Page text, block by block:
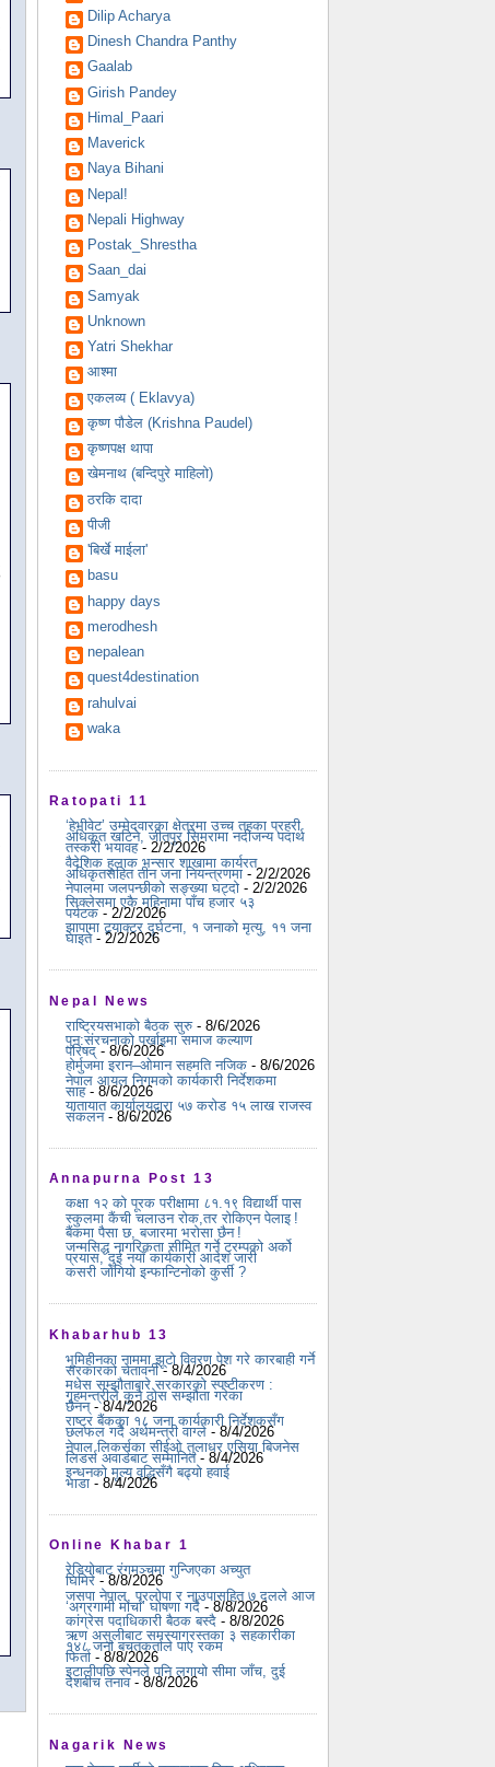
Dilip Acharya
Dinesh Chandra Panthy
Gaalab
Girish Pandey
Himal_Paari
Maverick
Naya Bihani
Nepal!
Nepali Highway
Postak_Shrestha
Saan_dai
Samyak
Unknown
Yatri Shekhar
आश्मा
एकलव्य ( Eklavya)
कृष्ण पौडेल (Krishna Paudel)
कृष्णपक्ष थापा
खेमनाथ (बन्दिपुरे माहिलो)
ठरकि दादा
पीजी
'बिर्खे माईला'
basu
happy days
merodhesh
nepalean
quest4destination
rahulvai
waka
Ratopati 11
‘हेभीवेट’ उम्मेदवारका क्षेत्रमा उच्च तहका प्रहरी
अधिकृत खटिने, जीतपुर सिमरामा नदीजन्य पदार्थ
तस्करी भयावह- 2/2/2026
वैदेशिक हुलाक भन्सार शाखामा कार्यरत
अधिकृतसहित तीन जना नियन्त्रणमा - 2/2/2026
नेपालमा जलपन्छीको सङ्ख्या घट्दो - 2/2/2026
सिक्लेसमा एकै महिनामा पाँच हजार ५३
पर्यटक - 2/2/2026
झापामा ट्र्याक्टर दुर्घटना, १ जनाको मृत्यु, ११ जना
घाइते- 2/2/2026
Nepal News
राष्ट्रियसभाको बैठक सुरु- 8/6/2026
पुन:संरचनाको पर्खाइमा समाज कल्याण
परिषद् - 8/6/2026
होर्मुजमा इरान–ओमान सहमति नजिक - 8/6/2026
नेपाल आयल निगमको कार्यकारी निर्देशकमा
साह- 8/6/2026
यातायात कार्यालयद्वारा ५७ करोड १५ लाख राजस्व
संकलन- 8/6/2026
Annapurna Post 13
कक्षा १२ को पूरक परीक्षामा ८१.१९ विद्यार्थी पास
स्कुलमा कैंची चलाउन रोक,तर रोकिएन पेलाइ !
बैंकमा पैसा छ, बजारमा भरोसा छैन !
जन्मसिद्ध नागरिकता सीमित गर्ने ट्रम्पको अर्को
प्रयास, दुई नयाँ कार्यकारी आदेश जारी
कसरी जोगियो इन्फान्टिनोको कुर्सी ?
Khabarhub 13
भूमिहीनका नाममा झूटो विवरण पेश गरे कारबाही गर्ने
सरकारको चेतावनी- 8/4/2026
मधेस सम्झौताबारे सरकारको स्पष्टीकरण :
गृहमन्त्रीले कुनै ठोस सम्झौता गरेका
छैनन्- 8/4/2026
राष्ट्र बैंकका १८ जना कार्यकारी निर्देशकसँग
छलफल गर्दै अर्थमन्त्री वाग्ले - 8/4/2026
नेपाल लिकर्सका सीईओ तुलाधर एसिया बिजनेस
लिडर्स अवार्डबाट सम्मानित- 8/4/2026
इन्धनको मूल्य वृद्धिसँगै बढ्यो हवाई
भाडा - 8/4/2026
Online Khabar 1
रेडियोबाट रंगमञ्चमा गुन्जिएका अच्युत
घिमिरे - 8/8/2026
जसपा नेपाल, प्रलोपा र नाउपासहित ७ दलले आज
‘अग्रगामी मोर्चा’ घोषणा गर्दै- 8/8/2026
कांग्रेस पदाधिकारी बैठक बस्दै - 8/8/2026
ऋण असुलीबाट समस्याग्रस्तका ३ सहकारीका
१४८ जना बचतकर्ताले पाए रकम
फिर्ता - 8/8/2026
इटालीपछि स्पेनले पनि लगायो सीमा जाँच, दुई
देशबीच तनाव- 8/8/2026
Nagarik News